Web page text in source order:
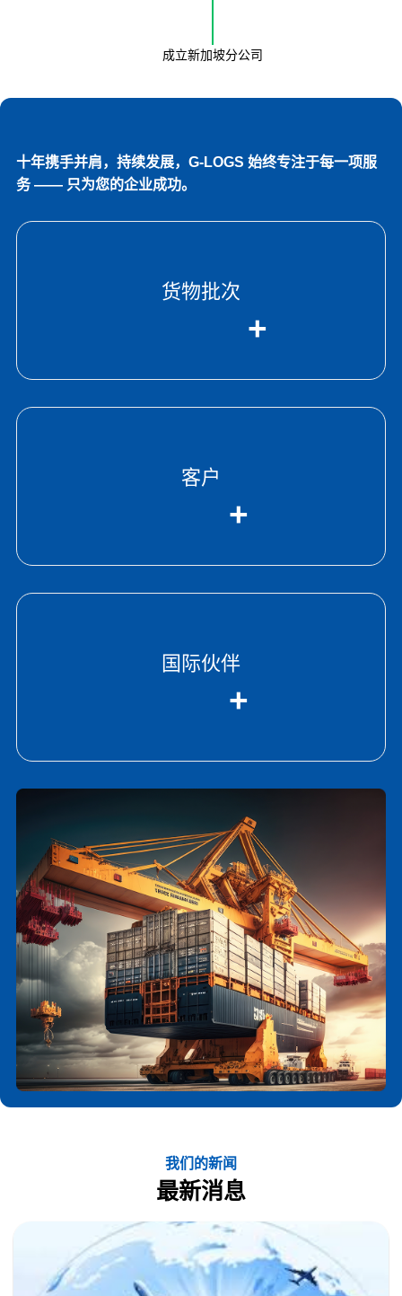
成立新加坡分公司
十年携手并肩，持续发展，G‑LOGS 始终专注于每一项服
务 —— 只为您的企业成功。
货物批次
+
客户
+
国际伙伴
+
我们的新闻
最新消息